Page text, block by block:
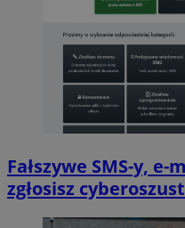
Fałszywe SMS-y,
zgłosisz